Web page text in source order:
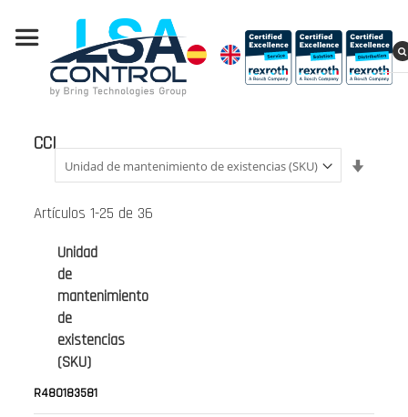
CCI
Artículos1-25 de 36
Unidad
de
mantenimiento
de
existencias
(SKU)
R480183581